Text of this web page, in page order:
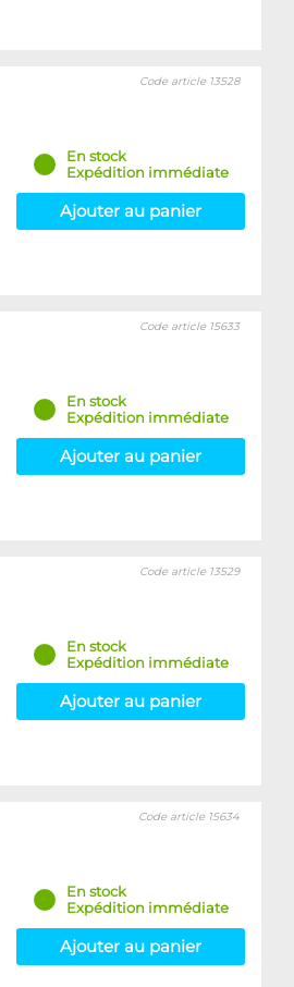
Code article 13528
En stock
Expédition immédiate
Ajouter au panier
Code article 15633
En stock
Expédition immédiate
Ajouter au panier
Code article 13529
En stock
Expédition immédiate
Ajouter au panier
Code article 15634
En stock
Expédition immédiate
Ajouter au panier